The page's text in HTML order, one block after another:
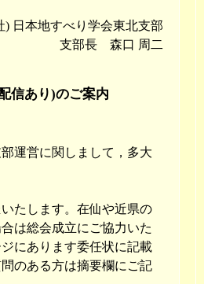
) 日本地すべり学会東北支部
支部長 森口 周二
信あり)のご案内
運営に関しまして，多大
たします。在仙や近県の
は総会成立にご協力いた
にあります委任状に記載
のある方は摘要欄にご記